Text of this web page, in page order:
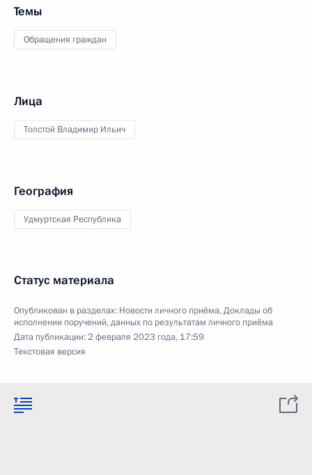
Темы
Обращения граждан
Лица
Толстой Владимир Ильич
География
Удмуртская Республика
Статус материала
Опубликован в разделах: Новости личного приёма,Доклады об
исполнении поручений, данных по результатам личного приёма
Дата публикации:2 февраля 2023 года, 17:59
Текстовая версия